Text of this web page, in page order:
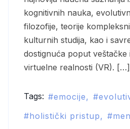
kognitivnih nauka,
filozofije, teorije
kulturnih studija, kao i
dostignuća poput veštačke
virtuelne realnosti (VR). […]
Tags: emocije
holistički pristup